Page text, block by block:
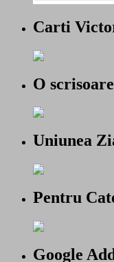
Carti
O scrisoare
Uniunea
Pentru
Google